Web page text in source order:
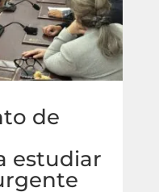
de
estudiar